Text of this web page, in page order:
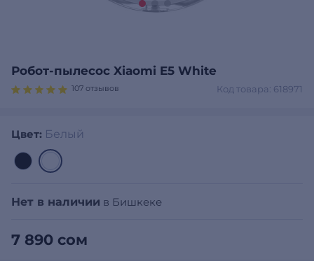
Робот-пылесос Xiaomi E5 White
Код товара: 618971
107 отзывов
Цвет: Белый
Нет в наличии в Бишкеке
7 890 сом